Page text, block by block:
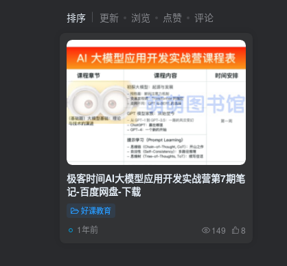
排序 更新 浏览 点赞 评论
极客时间AI大模型应用开发实战营第7期笔
记-百度网盘-下载
好课教育
1年前 149 8